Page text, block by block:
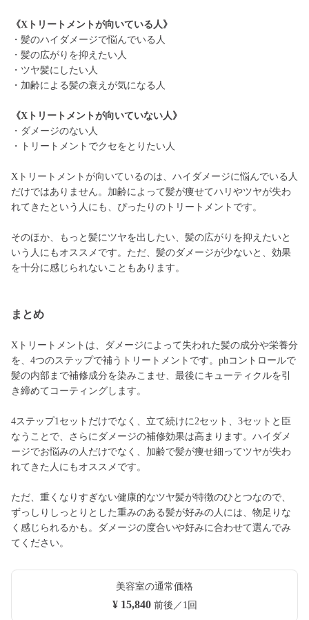
《Xトリートメントが向いている人》
・髪のハイダメージで悩んでいる人
・髪の広がりを抑えたい人
・ツヤ髪にしたい人
・加齢による髪の衰えが気になる人
《Xトリートメントが向いていない人》
・ダメージのない人
・トリートメントでクセをとりたい人
Xトリートメントが向いているのは、ハイダメージに悩んでいる人
だけではありません。加齢によって髪が痩せてハリやツヤが失わ
れてきたという人にも、ぴったりのトリートメントです。
そのほか、もっと髪にツヤを出したい、髪の広がりを抑えたいと
いう人にもオススメです。ただ、髪のダメージが少ないと、効果
を十分に感じられないこともあります。
まとめ
Xトリートメントは、ダメージによって失われた髪の成分や栄養分
を、4つのステップで補うトリートメントです。phコントロールで
髪の内部まで補修成分を染みこませ、最後にキューティクルを引
き締めてコーティングします。
4ステップ1セットだけでなく、立て続けに2セット、3セットと臣
なうことで、さらにダメージの補修効果は高まります。ハイダメ
ージでお悩みの人だけでなく、加齢で髪が痩せ細ってツヤが失わ
れてきた人にもオススメです。
ただ、重くなりすぎない健康的なツヤ髪が特徴のひとつなので、
ずっしりしっとりとした重みのある髪が好みの人には、物足りな
く感じられるかも。ダメージの度合いや好みに合わせて選んでみ
てください。
美容室の通常価格
¥ 15,840前後／1回